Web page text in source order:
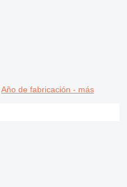
Año de fabricación - más